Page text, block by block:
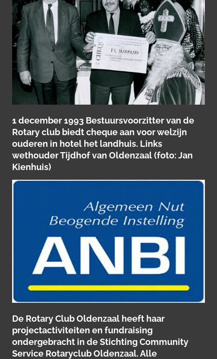
1 december 1993 Bestuursvoorzitter van de
Rotary club biedt cheque aan voor welzijn
ouderen in hotel het landhuis. Links
wethouder Tijdhof van Oldenzaal (foto: Jan
Kienhuis)
De Rotary Club Oldenzaal heeft haar
projectactiviteiten en fundraising
ondergebracht in de Stichting Community
Service Rotaryclub Oldenzaal. Alle